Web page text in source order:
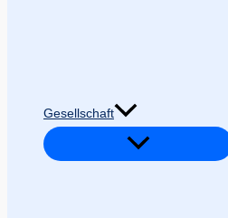
Gesellschaft